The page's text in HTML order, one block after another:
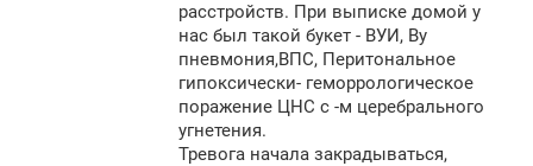
расстройств. При выписке домой у
нас был такой букет - ВУИ, Ву
пневмония,ВПС, Перитональное
гипоксически- геморрологическое
поражение ЦНС с -м церебрального
угнетения.
Тревога начала закрадываться,